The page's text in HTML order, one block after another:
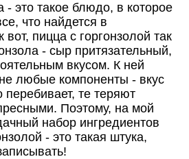
- это такое блюдо, в которое
что найдется в
пицца с горгонзолой так
- сыр притязательный,
вкусом. К ней
любые компоненты - вкус
перебивает, те теряют
Поэтому, на мой
набор ингредиентов
- это такая штука,